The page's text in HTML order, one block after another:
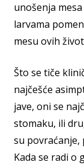
unošenja
larvama
mesu ovih
Što se tiče
najčešće
jave, oni se
stomaku, ili
su povraćanje,
Kada se radi o